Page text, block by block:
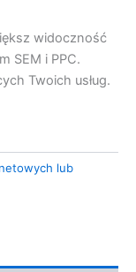
widoczność
SEM i PPC.
Twoich usług.
lub